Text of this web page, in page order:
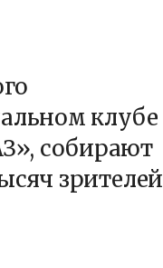
клубе
собирают
зрителей